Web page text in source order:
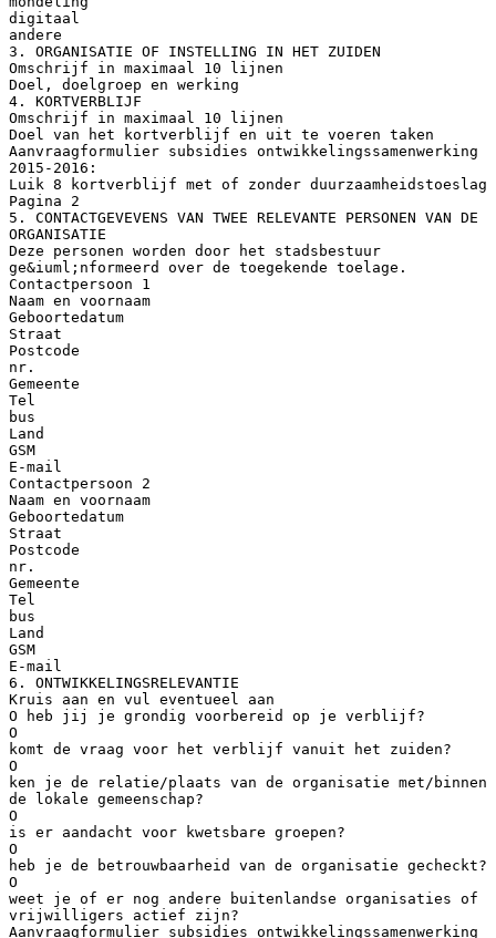
digitaal
andere
3. ORGANISATIE OF INSTELLING IN HET ZUIDEN
Omschrijf in maximaal 10 lijnen
Doel, doelgroep en werking
4. KORTVERBLIJF
Omschrijf in maximaal 10 lijnen
Doel van het kortverblijf en uit te voeren taken
Aanvraagformulier subsidies ontwikkelingssamenwerking
2015-2016:
Luik 8 kortverblijf met of zonder duurzaamheidstoeslag
Pagina 2
5. CONTACTGEVEVENS VAN TWEE RELEVANTE PERSONEN VAN DE
ORGANISATIE
Deze personen worden door het stadsbestuur
ge&iuml;nformeerd over de toegekende toelage.
Contactpersoon 1
Naam en voornaam
Geboortedatum
Straat
Postcode
nr.
Gemeente
Tel
bus
Land
GSM
E-mail
Contactpersoon 2
Naam en voornaam
Geboortedatum
Straat
Postcode
nr.
Gemeente
Tel
bus
Land
GSM
E-mail
6. ONTWIKKELINGSRELEVANTIE
Kruis aan en vul eventueel aan
O heb jij je grondig voorbereid op je verblijf?
O
komt de vraag voor het verblijf vanuit het zuiden?
O
ken je de relatie/plaats van de organisatie met/binnen
de lokale gemeenschap?
O
is er aandacht voor kwetsbare groepen?
O
heb je de betrouwbaarheid van de organisatie gecheckt?
O
weet je of er nog andere buitenlandse organisaties of
vrijwilligers actief zijn?
Aanvraagformulier subsidies ontwikkelingssamenwerking